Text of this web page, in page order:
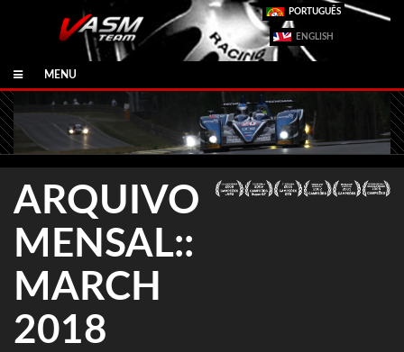
PORTUGUÊS
ENGLISH
MENU
ARQUIVO
MENSAL::
MARCH
2018